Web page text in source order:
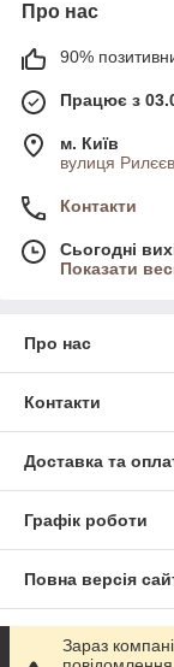
Про нас
90%
Працює з
м. Київ
вулиця
Контакти
Сьогодні
Показати
Про нас
Контакти
Доставка та
Графік роботи
Повна версія
Сайт створено
Зараз